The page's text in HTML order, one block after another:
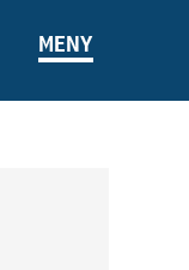
MENY